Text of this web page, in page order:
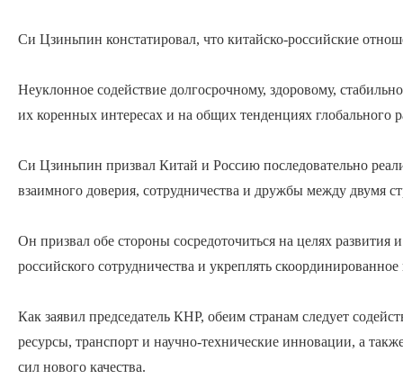
Си Цзиньпин констатировал, что китайско-российские
Неуклонное содействие долгосрочному, здоровому,
их коренных интересах и на общих тенденциях глобального
Си Цзиньпин призвал Китай и Россию последовательно
взаимного доверия, сотрудничества и дружбы между двумя
Он призвал обе стороны сосредоточиться на целях
российского сотрудничества и укреплять
Как заявил председатель КНР, обеим странам следует
ресурсы, транспорт и научно-технические инновации, а
сил нового качества.